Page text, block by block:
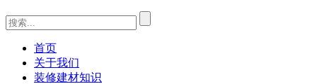
首页
关于我们
装修建材知识